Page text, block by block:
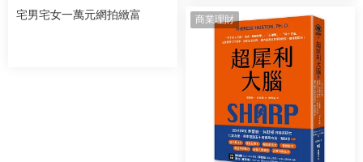
宅男宅女一萬元網拍緻富 商業理財